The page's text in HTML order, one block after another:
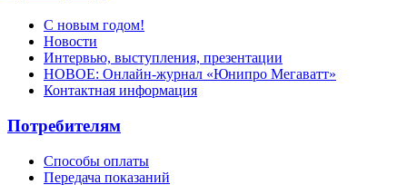
С новым годом!
Новости
Интервью, выступления, презентации
НОВОЕ: Онлайн-журнал «Юнипро Мегаватт»
Контактная информация
Потребителям
Способы оплаты
Передача показаний